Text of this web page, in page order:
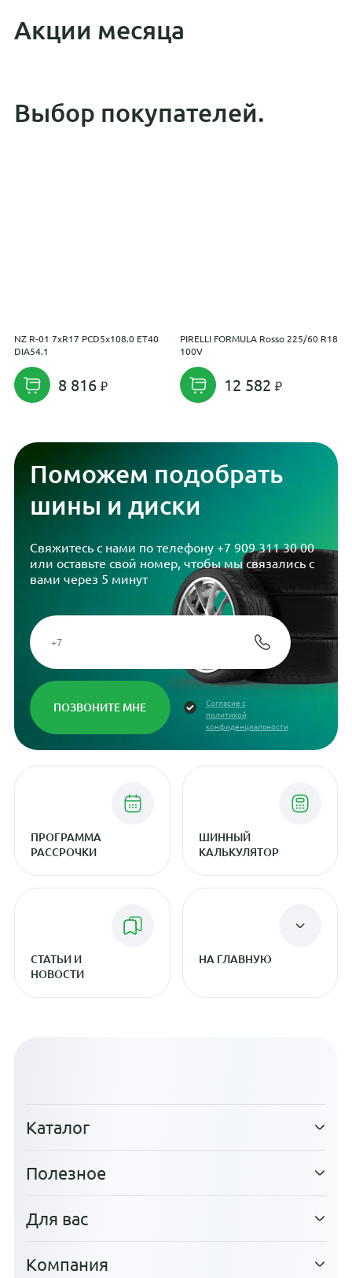
Акции месяца
Выбор покупателей.
NZ R-01 7xR17 PCD5x108.0 ET40
DIA54.1
8 816
PIRELLI FORMULA Rosso 225/60 R18
100V
12 582
Поможем подобрать
шины и диски
Свяжитесь с нами по телефону +7 909 311 30 00
или оставьте свой номер, чтобы мы связались с
вами через 5 минут
Согласие с
политикой
конфиденциальности
ПРОГРАММА
РАССРОЧКИ
ШИННЫЙ
КАЛЬКУЛЯТОР
СТАТЬИ И
НОВОСТИ
НА ГЛАВНУЮ
Каталог
Полезное
Для вас
Компания